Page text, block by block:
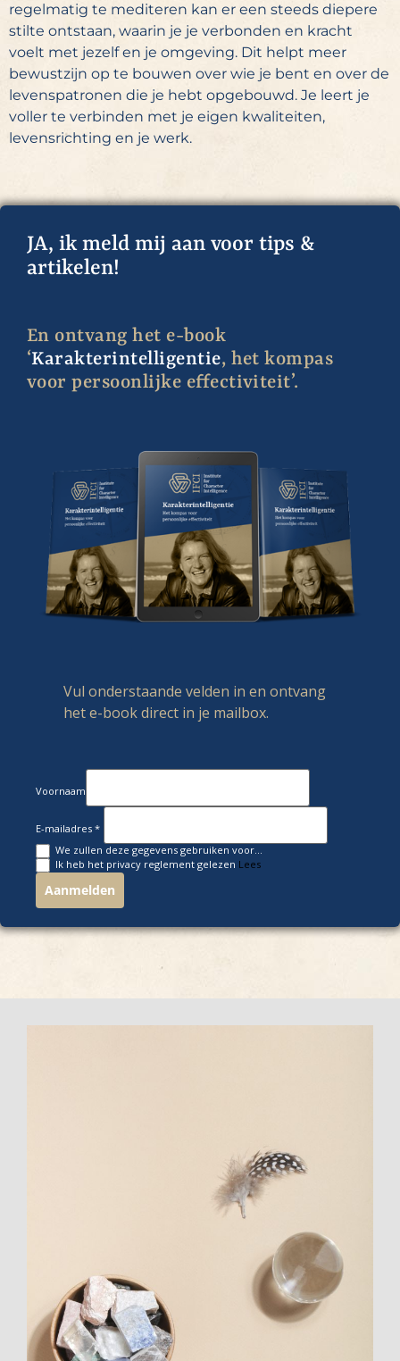
regelmatig te mediteren kan er een steeds diepere
stilte ontstaan, waarin je je verbonden en kracht
voelt met jezelf en je omgeving. Dit helpt meer
bewustzijn op te bouwen over wie je bent en over de
levenspatronen die je hebt opgebouwd. Je leert je
voller te verbinden met je eigen kwaliteiten,
levensrichting en je werk.
JA, ik meld mij aan voor tips &
artikelen!
En ontvang het e-book
‘Karakterintelligentie, het kompas
voor persoonlijke effectiviteit’.
Vul onderstaande velden in en ontvang
het e-book direct in je mailbox.
Voornaam
E-mailadres
We zullen deze gegevens gebruiken voor...
Ik heb het privacy reglement gelezen Lees
Aanmelden